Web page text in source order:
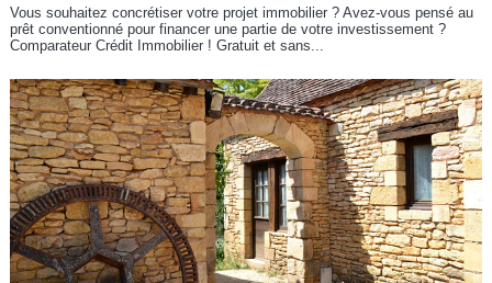
Vous souhaitez concrétiser votre projet immobilier ? Avez-vous pensé au
prêt conventionné pour financer une partie de votre investissement ?
Comparateur Crédit Immobilier ! Gratuit et sans...